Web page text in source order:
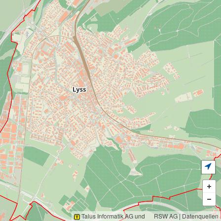
Talus Informatik AGund RSW AG|Datenquellen